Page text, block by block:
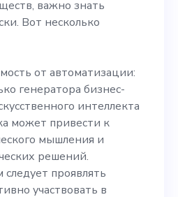
важно знать
Вот несколько
от автоматизации:
генератора бизнес-
интеллекта
может привести к
мышления и
решений.
проявлять
участвовать в